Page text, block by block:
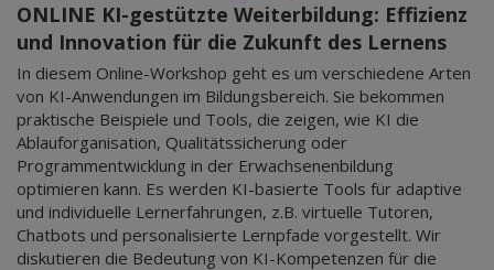
ONLINE KI-gestützte Weiterbildung: Effizienz
und Innovation für die Zukunft des Lernens
In diesem Online-Workshop geht es um verschiedene Arten
von KI-Anwendungen im Bildungsbereich. Sie bekommen
praktische Beispiele und Tools, die zeigen, wie KI die
Ablauforganisation, Qualitätssicherung oder
Programmentwicklung in der Erwachsenenbildung
optimieren kann. Es werden KI-basierte Tools für adaptive
und individuelle Lernerfahrungen, z.B. virtuelle Tutoren,
Chatbots und personalisierte Lernpfade vorgestellt. Wir
diskutieren die Bedeutung von KI-Kompetenzen für die